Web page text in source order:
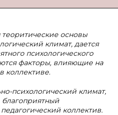
теоритические основы
климат, дается
психологического
факторы, влияющие на
коллективе.
психологический климат,
благоприятный
коллектив.